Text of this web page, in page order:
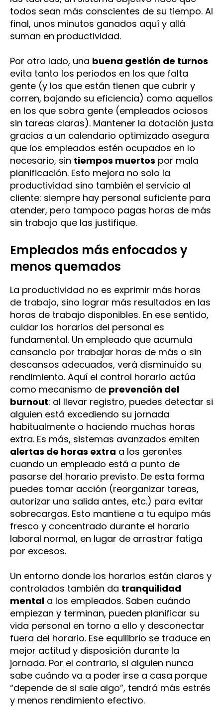
todos sean más conscientes de su tiempo. Al
final, unos minutos ganados aquí y allá
suman en productividad.
Por otro lado, una buena gestión de turnos
evita tanto los periodos en los que falta
gente (y los que están tienen que cubrir y
corren, bajando su eficiencia) como aquellos
en los que sobra gente (empleados ociosos
sin tareas claras). Mantener la dotación justa
gracias a un calendario optimizado asegura
que los empleados estén ocupados en lo
necesario, sin tiempos muertos por mala
planificación. Esto mejora no solo la
productividad sino también el servicio al
cliente: siempre hay personal suficiente para
atender, pero tampoco pagas horas de más
sin trabajo que las justifique.
Empleados más enfocados y
menos quemados
La productividad no es exprimir más horas
de trabajo, sino lograr más resultados en las
horas de trabajo disponibles. En ese sentido,
cuidar los horarios del personal es
fundamental. Un empleado que acumula
cansancio por trabajar horas de más o sin
descansos adecuados, verá disminuido su
rendimiento. Aquí el control horario actúa
como mecanismo de prevención del
burnout: al llevar registro, puedes detectar si
alguien está excediendo su jornada
habitualmente o haciendo muchas horas
extra. Es más, sistemas avanzados emiten
alertas de horas extra a los gerentes
cuando un empleado está a punto de
pasarse del horario previsto. De esta forma
puedes tomar acción (reorganizar tareas,
autorizar una salida antes, etc.) para evitar
sobrecargas. Esto mantiene a tu equipo más
fresco y concentrado durante el horario
laboral normal, en lugar de arrastrar fatiga
por excesos.
Un entorno donde los horarios están claros y
controlados también da tranquilidad
mental a los empleados. Saben cuándo
empiezan y terminan, pueden planificar su
vida personal en torno a ello y desconectar
fuera del horario. Ese equilibrio se traduce en
mejor actitud y disposición durante la
jornada. Por el contrario, si alguien nunca
sabe cuándo va a poder irse a casa porque
“depende de si sale algo”, tendrá más estrés
y menos rendimiento efectivo.